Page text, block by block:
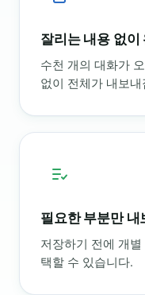
잘리는 내용 없이
수천 개의 대화가
없이 전체가 내보내
필요한 부분만 내
저장하기 전에 개
택할 수 있습니다.